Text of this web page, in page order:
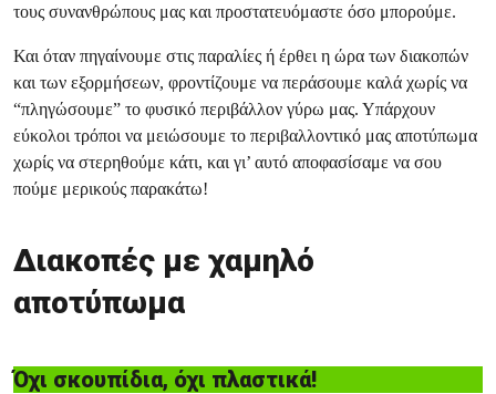
τους συνανθρώπους μας και προστατευόμαστε όσο μπορούμε.
Και όταν πηγαίνουμε στις παραλίες ή έρθει η ώρα των διακοπών
και των εξορμήσεων, φροντίζουμε να περάσουμε καλά χωρίς να
“πληγώσουμε” το φυσικό περιβάλλον γύρω μας. Υπάρχουν
εύκολοι τρόποι να μειώσουμε το περιβαλλοντικό μας αποτύπωμα
χωρίς να στερηθούμε κάτι, και γι’ αυτό αποφασίσαμε να σου
πούμε μερικούς παρακάτω!
Διακοπές με χαμηλό
αποτύπωμα
Όχι σκουπίδια, όχι πλαστικά!